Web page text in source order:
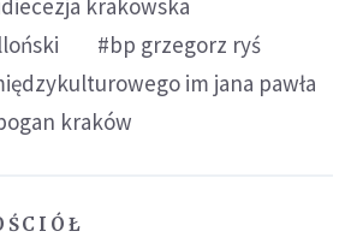
#bp grzegorz ryś
im jana pawła
kraków